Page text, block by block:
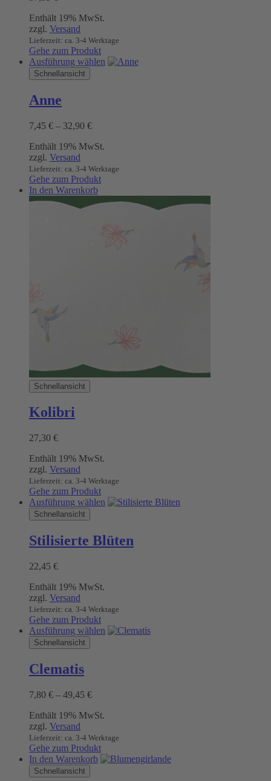
Enthält 19% MwSt.
zzgl. Versand
Lieferzeit: ca. 3-4 Werktage
Gehe zum Produkt
Ausführung wählen Dieses
der
werden
Schnellansicht
Anne
7,45 € – 32,90 €Preisspanne:
bis
Enthält 19% MwSt.
zzgl. Versand
Lieferzeit: ca. 3-4 Werktage
Gehe zum Produkt
In den Warenkorb
Schnellansicht
Kolibri
27,30 €
Enthält 19% MwSt.
zzgl. Versand
Lieferzeit: ca. 3-4 Werktage
Gehe zum Produkt
Ausführung wählen Dieses
mehrere
Varianten
der
gewählt
Schnellansicht
Stilisierte Blüten
22,45 €
Enthält 19% MwSt.
zzgl. Versand
Lieferzeit: ca. 3-4 Werktage
Gehe zum Produkt
Ausführung wählen Dieses
der
gewählt
Schnellansicht
Clematis
7,80 € – 49,45 €Preisspanne:
bis
Enthält 19% MwSt.
zzgl. Versand
Lieferzeit: ca. 3-4 Werktage
Gehe zum Produkt
In den Warenkorb
Schnellansicht